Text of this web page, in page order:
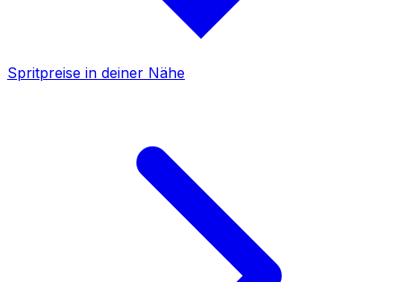
Spritpreise in deiner Nähe